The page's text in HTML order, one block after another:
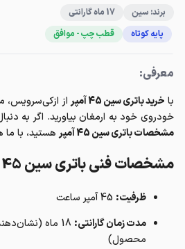
برند: سین
17 ماه گارانتی
پایه کوتاه
قطب چپ - موافق
معرفی:
با خرید باتری سین 45 آمپر
از ازکی‌سرویس،
خودروی خود به ارمغان بیاورید. اگر به
مشخصات باتری سین 45 آمپر
هستید، با ما
مشخصات فنی باتری سین 45 آمپر
ظرفیت:
مدت زمان گارانتی:
18 ماه
محصول)